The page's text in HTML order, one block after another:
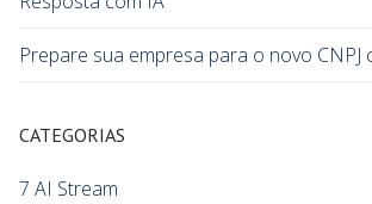
Prepare sua empresa para o novo CNPJ
CATEGORIAS
7 AI Stream